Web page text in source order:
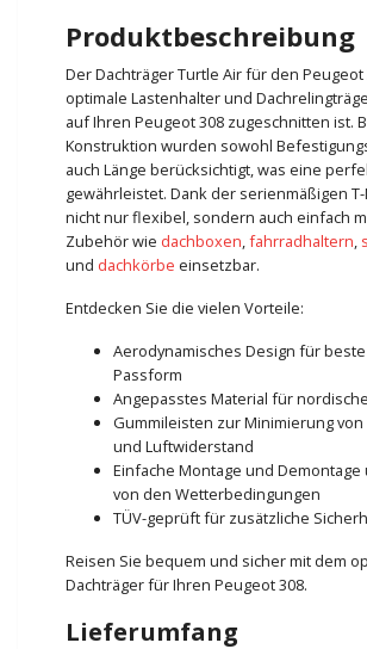
Produktbeschreibung
Der Dachträger Turtle Air für den Peugeot
optimale Lastenhalter und
auf Ihren Peugeot 308 zugeschnitten ist.
Konstruktion wurden sowohl
auch Länge berücksichtigt, was eine
gewährleistet. Dank der serienmäßigen
nicht nur flexibel, sondern auch einfach
Zubehör wie dachboxen,fahrradhaltern,
und dachkörbe einsetzbar.
Entdecken Sie die vielen Vorteile:
Aerodynamisches Design für
Passform
Angepasstes Material für
Gummileisten zur Minimierung
und Luftwiderstand
Einfache Montage und Demontage
von den Wetterbedingungen
TÜV-geprüft für zusätzliche
Reisen Sie bequem und sicher mit dem
Dachträger für Ihren Peugeot 308.
Lieferumfang